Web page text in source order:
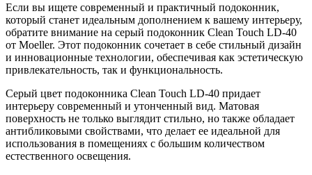
Если вы ищете современный и практичный подоконник,
который станет идеальным дополнением к вашему интерьеру,
обратите внимание на серый подоконник Clean Touch LD-40
от Moeller. Этот подоконник сочетает в себе стильный дизайн
и инновационные технологии, обеспечивая как эстетическую
привлекательность, так и функциональность.
Серый цвет подоконника Clean Touch LD-40 придает
интерьеру современный и утонченный вид. Матовая
поверхность не только выглядит стильно, но также обладает
антибликовыми свойствами, что делает ее идеальной для
использования в помещениях с большим количеством
естественного освещения.